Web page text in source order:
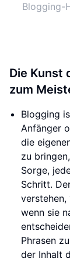
Blogging-
Die Kunst
zum
Blogging
Anfänger
die
zu
Sorge,
Schritt.
wenn sie
Phrasen
der Inhalt